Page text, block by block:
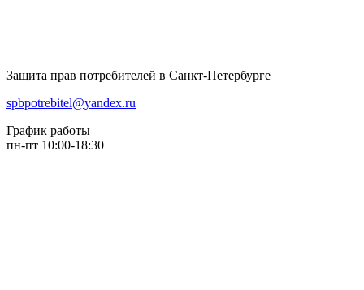
Защита прав потребителей в Санкт-Петербурге
spbpotrebitel@yandex.ru
График работы
пн-пт 10:00-18:30